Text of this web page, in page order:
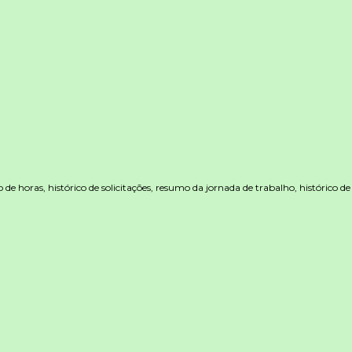
horas, histórico de solicitações, resumo da jornada de trabalho, histórico